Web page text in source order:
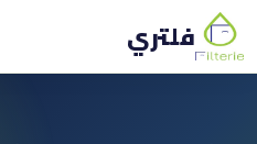
فلتري